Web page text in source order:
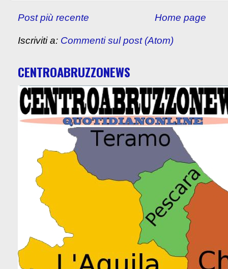
Post più recente Home page
Iscriviti a: Commenti sul post (Atom)
CENTROABRUZZONEWS